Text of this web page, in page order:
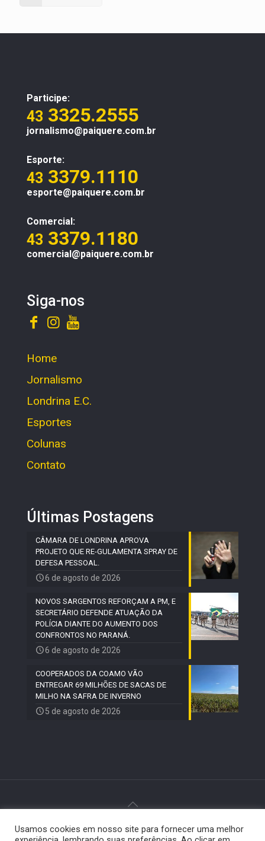
Participe:
43 3325.2555
jornalismo@paiquere.com.br
Esporte:
43 3379.1110
esporte@paiquere.com.br
Comercial:
43 3379.1180
comercial@paiquere.com.br
Siga-nos
Home
Jornalismo
Londrina E.C.
Esportes
Colunas
Contato
Últimas Postagens
CÂMARA DE LONDRINA APROVA
PROJETO QUE RE-GULAMENTA SPRAY DE
DEFESA PESSOAL.
6 de agosto de 2026
NOVOS SARGENTOS REFORÇAM A PM, E
SECRETÁRIO DEFENDE ATUAÇÃO DA
POLÍCIA DIANTE DO AUMENTO DOS
CONFRONTOS NO PARANÁ.
6 de agosto de 2026
COOPERADOS DA COAMO VÃO
ENTREGAR 69 MILHÕES DE SACAS DE
MILHO NA SAFRA DE INVERNO
5 de agosto de 2026
© 2024 Paiquerê - Todos os direitos reservados |
Usamos cookies em nosso site para fornecer uma melhor